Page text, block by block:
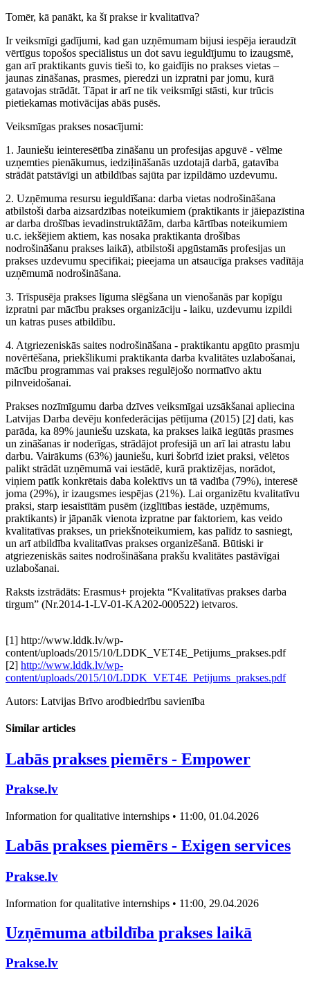
Tomēr, kā panākt, ka šī prakse ir kvalitatīva?
Ir veiksmīgi gadījumi, kad gan uzņēmumam bijusi iespēja ieraudzīt
vērtīgus topošos speciālistus un dot savu ieguldījumu to izaugsmē,
gan arī praktikants guvis tieši to, ko gaidījis no prakses vietas –
jaunas zināšanas, prasmes, pieredzi un izpratni par jomu, kurā
gatavojas strādāt. Tāpat ir arī ne tik veiksmīgi stāsti, kur trūcis
pietiekamas motivācijas abās pusēs.
Veiksmīgas prakses nosacījumi:
1. Jauniešu ieinteresētība zināšanu un profesijas apguvē - vēlme
uzņemties pienākumus, iedziļināšanās uzdotajā darbā, gatavība
strādāt patstāvīgi un atbildības sajūta par izpildāmo uzdevumu.
2. Uzņēmuma resursu ieguldīšana: darba vietas nodrošināšana
atbilstoši darba aizsardzības noteikumiem (praktikants ir jāiepazīstina
ar darba drošības ievadinstruktāžām, darba kārtības noteikumiem
u.c. iekšējiem aktiem, kas nosaka praktikanta drošības
nodrošināšanu prakses laikā), atbilstoši apgūstamās profesijas un
prakses uzdevumu specifikai; pieejama un atsaucīga prakses vadītāja
uzņēmumā nodrošināšana.
3. Trīspusēja prakses līguma slēgšana un vienošanās par kopīgu
izpratni par mācību prakses organizāciju - laiku, uzdevumu izpildi
un katras puses atbildību.
4. Atgriezeniskās saites nodrošināšana - praktikantu apgūto prasmju
novērtēšana, priekšlikumi praktikanta darba kvalitātes uzlabošanai,
mācību programmas vai prakses regulējošo normatīvo aktu
pilnveidošanai.
Prakses nozīmīgumu darba dzīves veiksmīgai uzsākšanai apliecina
Latvijas Darba devēju konfederācijas pētījuma (2015) [2] dati, kas
parāda, ka 89% jauniešu uzskata, ka prakses laikā iegūtās prasmes
un zināšanas ir noderīgas, strādājot profesijā un arī lai atrastu labu
darbu. Vairākums (63%) jauniešu, kuri šobrīd iziet praksi, vēlētos
palikt strādāt uzņēmumā vai iestādē, kurā praktizējas, norādot,
viņiem patīk konkrētais daba kolektīvs un tā vadība (79%), interesē
joma (29%), ir izaugsmes iespējas (21%). Lai organizētu kvalitatīvu
praksi, starp iesaistītām pusēm (izglītības iestāde, uzņēmums,
praktikants) ir jāpanāk vienota izpratne par faktoriem, kas veido
kvalitatīvas prakses, un priekšnoteikumiem, kas palīdz to sasniegt,
un arī atbildība kvalitatīvas prakses organizēšanā. Būtiski ir
atgriezeniskās saites nodrošināšana prakšu kvalitātes pastāvīgai
uzlabošanai.
Raksts izstrādāts: Erasmus+ projekta “Kvalitatīvas prakses darba
tirgum” (Nr.2014-1-LV-01-KA202-000522) ietvaros.
[1] http://www.lddk.lv/wp-
content/uploads/2015/10/LDDK_VET4E_Petijums_prakses.pdf
[2] http://www.lddk.lv/wp-
content/uploads/2015/10/LDDK_VET4E_Petijums_prakses.pdf
Autors: Latvijas Brīvo arodbiedrību savienība
Similar articles
Labās prakses piemērs - Empower
Prakse.lv
Information for qualitative internships • 11:00, 01.04.2026
Labās prakses piemērs - Exigen services
Prakse.lv
Information for qualitative internships • 11:00, 29.04.2026
Uzņēmuma atbildība prakses laikā
Prakse.lv